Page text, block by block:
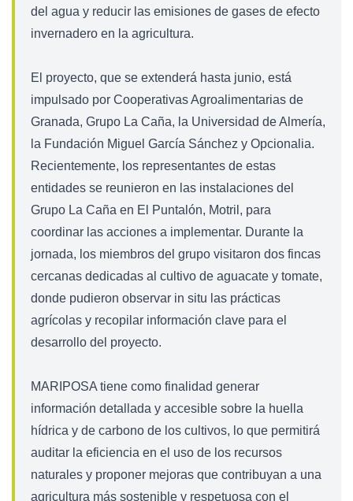
del agua y reducir las emisiones de gases de efecto
invernadero en la agricultura.
El proyecto, que se extenderá hasta junio, está
impulsado por Cooperativas Agroalimentarias de
Granada, Grupo La Caña, la Universidad de Almería,
la Fundación Miguel García Sánchez y Opcionalia.
Recientemente, los representantes de estas
entidades se reunieron en las instalaciones del
Grupo La Caña en El Puntalón, Motril, para
coordinar las acciones a implementar. Durante la
jornada, los miembros del grupo visitaron dos fincas
cercanas dedicadas al cultivo de aguacate y tomate,
donde pudieron observar in situ las prácticas
agrícolas y recopilar información clave para el
desarrollo del proyecto.
MARIPOSA tiene como finalidad generar
información detallada y accesible sobre la huella
hídrica y de carbono de los cultivos, lo que permitirá
auditar la eficiencia en el uso de los recursos
naturales y proponer mejoras que contribuyan a una
agricultura más sostenible y respetuosa con el